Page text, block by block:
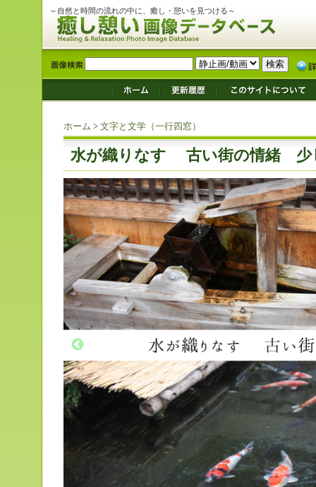
～自然と時間の流れの中に、癒し・憩いを見つける～
ホーム > 文字と文学（一行四窓）
水が織りなす 古い街の情緒 少